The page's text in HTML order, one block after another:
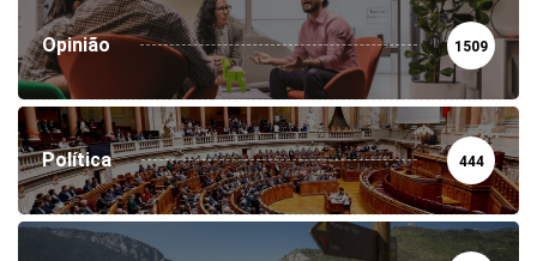
Opinião 1509
Política 444